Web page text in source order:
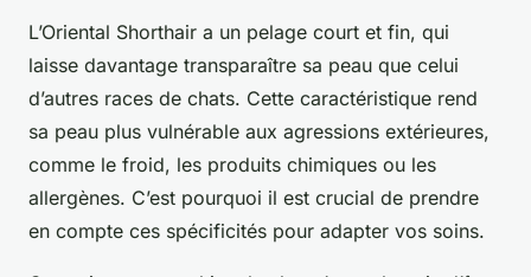
L’Oriental Shorthair a un pelage court et fin, qui
laisse davantage transparaître sa peau que celui
d’autres races de chats. Cette caractéristique rend
sa peau plus vulnérable aux agressions extérieures,
comme le froid, les produits chimiques ou les
allergènes. C’est pourquoi il est crucial de prendre
en compte ces spécificités pour adapter vos soins.